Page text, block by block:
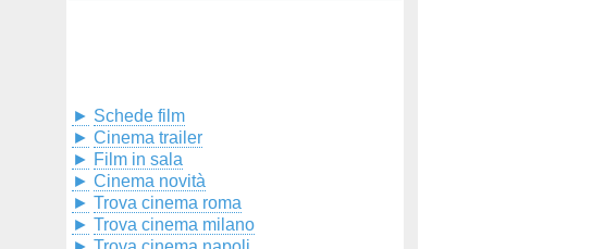
► Schede film
► Cinema trailer
► Film in sala
► Cinema novità
► Trova cinema roma
► Trova cinema milano